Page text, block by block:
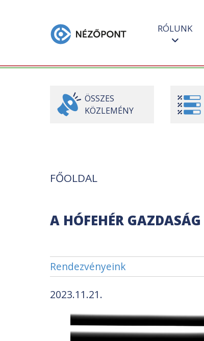
RÓLUNK
ÖSSZES
KÖZLEMÉNY
FŐOLDAL
A HÓFEHÉR GAZDASÁG
Rendezvényeink
2023.11.21.